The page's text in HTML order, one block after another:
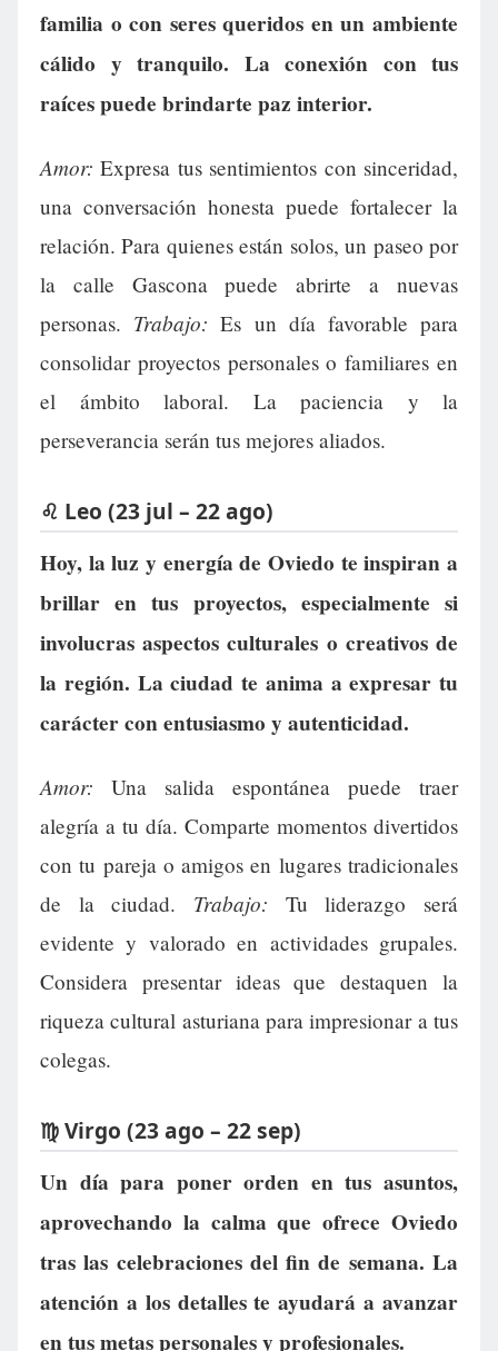
familia o con seres queridos en un ambiente
cálido y tranquilo. La conexión con tus
raíces puede brindarte paz interior.
Amor: Expresa tus sentimientos con sinceridad,
una conversación honesta puede fortalecer la
relación. Para quienes están solos, un paseo por
la calle Gascona puede abrirte a nuevas
personas. Trabajo: Es un día favorable para
consolidar proyectos personales o familiares en
el ámbito laboral. La paciencia y la
perseverancia serán tus mejores aliados.
♌ Leo (23 jul – 22 ago)
Hoy, la luz y energía de Oviedo te inspiran a
brillar en tus proyectos, especialmente si
involucras aspectos culturales o creativos de
la región. La ciudad te anima a expresar tu
carácter con entusiasmo y autenticidad.
Amor: Una salida espontánea puede traer
alegría a tu día. Comparte momentos divertidos
con tu pareja o amigos en lugares tradicionales
de la ciudad. Trabajo: Tu liderazgo será
evidente y valorado en actividades grupales.
Considera presentar ideas que destaquen la
riqueza cultural asturiana para impresionar a tus
colegas.
♍ Virgo (23 ago – 22 sep)
Un día para poner orden en tus asuntos,
aprovechando la calma que ofrece Oviedo
tras las celebraciones del fin de semana. La
atención a los detalles te ayudará a avanzar
en tus metas personales y profesionales.